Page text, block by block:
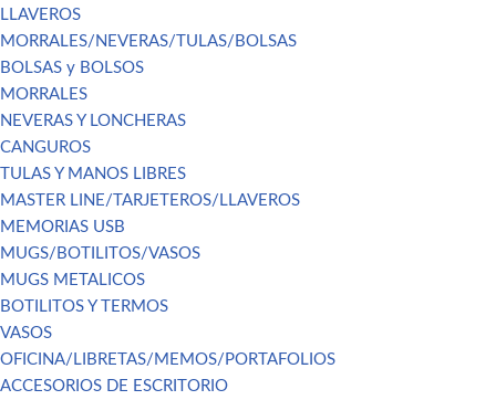
LLAVEROS
MORRALES/NEVERAS/TULAS/BOLSAS
BOLSAS y BOLSOS
MORRALES
NEVERAS Y LONCHERAS
CANGUROS
TULAS Y MANOS LIBRES
MASTER LINE/TARJETEROS/LLAVEROS
MEMORIAS USB
MUGS/BOTILITOS/VASOS
MUGS METALICOS
BOTILITOS Y TERMOS
VASOS
OFICINA/LIBRETAS/MEMOS/PORTAFOLIOS
ACCESORIOS DE ESCRITORIO